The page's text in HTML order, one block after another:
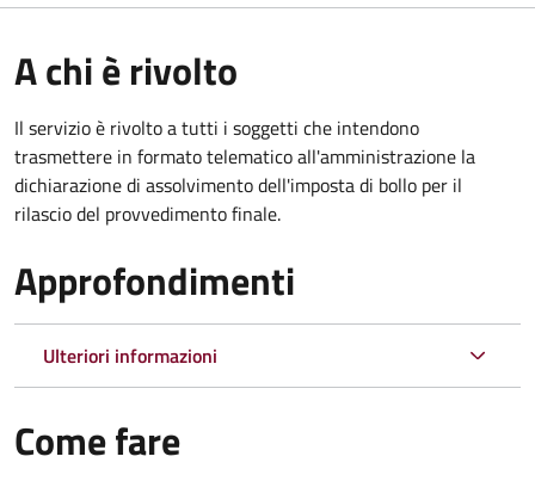
A chi è rivolto
Il servizio è rivolto a tutti i soggetti che intendono
trasmettere in formato telematico all'amministrazione la
dichiarazione di assolvimento dell'imposta di bollo per il
rilascio del provvedimento finale.
Approfondimenti
Ulteriori informazioni
Come fare